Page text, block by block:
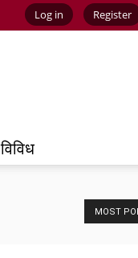
Log in Register
विविध
MOST